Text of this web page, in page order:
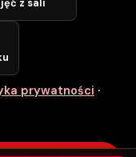
prywatności ·